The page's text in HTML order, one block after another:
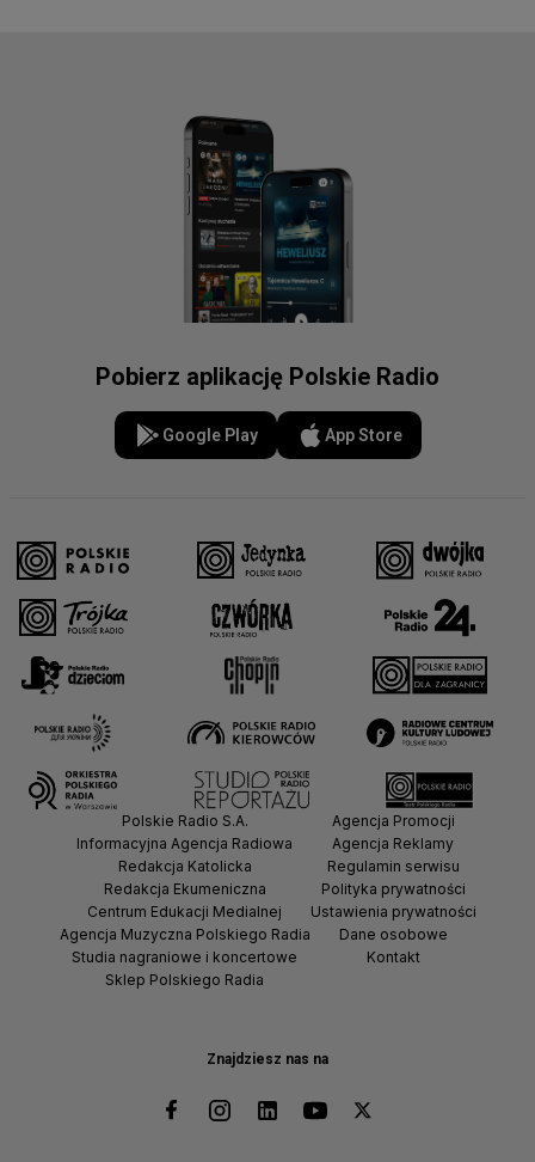
Pobierz aplikację Polskie Radio
Google Play App Store
Znajdziesz nas na
Polskie Radio S.A.
Informacyjna Agencja Radiowa
Redakcja Katolicka
Redakcja Ekumeniczna
Centrum Edukacji Medialnej
Agencja Muzyczna Polskiego Radia
Studia nagraniowe i koncertowe
Sklep Polskiego Radia
Agencja Promocji
Agencja Reklamy
Regulamin serwisu
Polityka prywatności
Ustawienia prywatności
Dane osobowe
Kontakt